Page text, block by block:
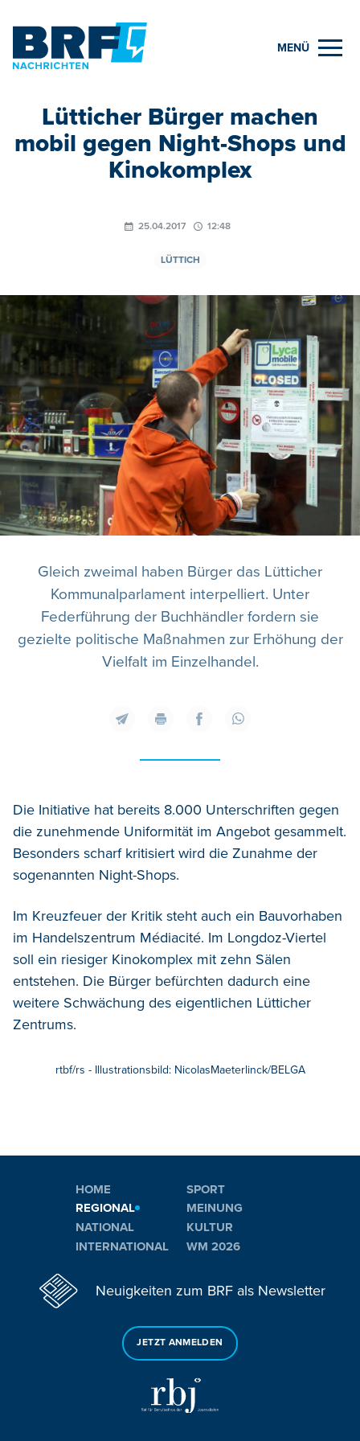
MENÜ
Lütticher Bürger machen
mobil gegen Night-Shops und
Kinokomplex
25.04.2017 12:48
LÜTTICH
Gleich zweimal haben Bürger das Lütticher
Kommunalparlament interpelliert. Unter
Federführung der Buchhändler fordern sie
gezielte politische Maßnahmen zur Erhöhung der
Vielfalt im Einzelhandel.
Die Initiative hat bereits 8.000 Unterschriften gegen
die zunehmende Uniformität im Angebot gesammelt.
Besonders scharf kritisiert wird die Zunahme der
sogenannten Night-Shops.
Im Kreuzfeuer der Kritik steht auch ein Bauvorhaben
im Handelszentrum Médiacité. Im Longdoz-Viertel
soll ein riesiger Kinokomplex mit zehn Sälen
entstehen. Die Bürger befürchten dadurch eine
weitere Schwächung des eigentlichen Lütticher
Zentrums.
rtbf/rs - Illustrationsbild: NicolasMaeterlinck/BELGA
HOME
REGIONAL
NATIONAL
INTERNATIONAL
SPORT
MEINUNG
KULTUR
WM 2026
Neuigkeiten zum BRF als Newsletter
JETZT ANMELDEN